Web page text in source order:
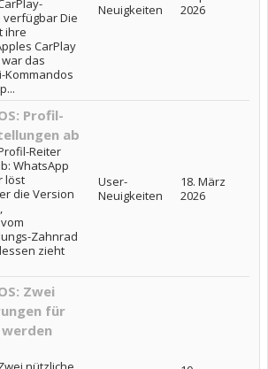
Die
ihre
CarPlay
das
Kommandos
Neuigkeiten
2026
Profil-
ab
Reiter
WhatsApp
löst
die Version
Zahnrad
zieht
User-
Neuigkeiten
18. März
2026
Zwei
für